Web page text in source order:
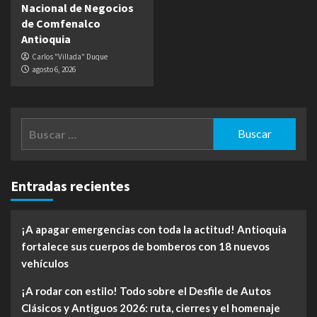
Nacional de Negocios
de Comfenalco
Antioquia
Carlos "Villada" Duque
agosto 6, 2026
Entradas recientes
¡A apagar emergencias con toda la actitud! Antioquia
fortalece sus cuerpos de bomberos con 18 nuevos
vehículos
¡A rodar con estilo! Todo sobre el Desfile de Autos
Clásicos y Antiguos 2026: ruta, cierres y el homenaje